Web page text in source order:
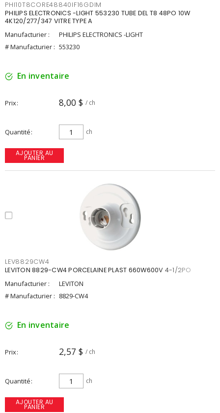
PHI10T8CORE48840IF16GDIM
PHILIPS ELECTRONICS -LIGHT 553230 TUBE DEL T8 48PO 10W
4K120/277/347 VITRE TYPE A
Manufacturier :
PHILIPS ELECTRONICS -LIGHT
# Manufacturier : 553230
En inventaire
Prix 8,00 $ / ch
Quantité ch
AJOUTER AU
PANIER
LEV8829CW4
LEVITON 8829-CW4 PORCELAINE PLAST 660W600V 4-1/2PO
Manufacturier :
LEVITON
# Manufacturier : 8829-CW4
En inventaire
Prix 2,57 $ / ch
Quantité ch
AJOUTER AU
PANIER